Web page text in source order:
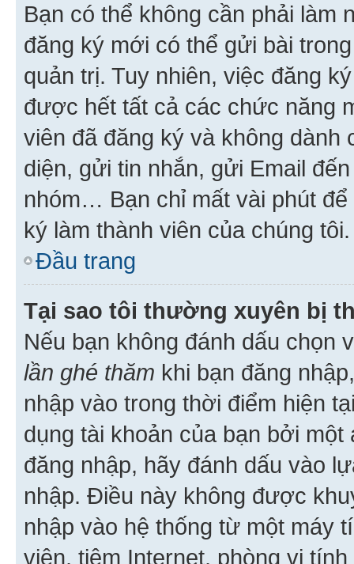
Bạn có thể không cần phải làm
đăng ký mới có thể gửi bài
quản trị. Tuy nhiên, việc đăng
được hết tất cả các chức năng
viên đã đăng ký và không
diện, gửi tin nhắn, gửi Email
nhóm… Bạn chỉ mất vài phút
ký làm thành viên của chúng tôi.
Đầu trang
Tại sao tôi thường xuyên bị
Nếu bạn không đánh dấu chọn
lần ghé thăm khi bạn đăng
nhập vào trong thời điểm hiện
dụng tài khoản của bạn bởi
đăng nhập, hãy đánh dấu vào
nhập. Điều này không được
nhập vào hệ thống từ một máy
viện, tiệm Internet, phòng vi